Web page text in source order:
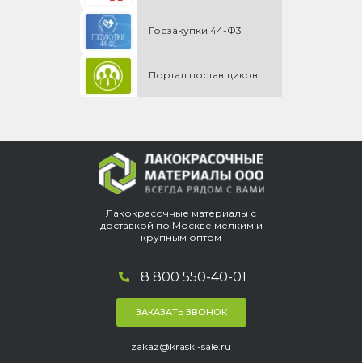
Госзакупки 44-Ф3
Портал поставщиков
Лакокрасочные материалы с
доставкой по Москве мелким и
крупным оптом
8 800 550-40-01
ЗАКАЗАТЬ ЗВОНОК
zakaz@kraski-sale.ru